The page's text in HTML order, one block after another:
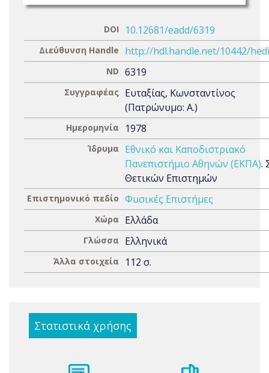
DOI 10.12681/eadd/6319
Διεύθυνση Handle http://hdl.handle.net/10442/
ND 6319
Συγγραφέας Ευταξίας, Κωνσταντίνος
(Πατρώνυμο: Α.)
Ημερομηνία 1978
Ίδρυμα
Εθνικό και Καποδιστριακό
Πανεπιστήμιο Αθηνών (ΕΚΠΑ).
Θετικών Επιστημών
Επιστημονικό πεδίο Φυσικές Επιστήμες
Χώρα Ελλάδα
Γλώσσα Ελληνικά
Άλλα στοιχεία 112 σ.
Στατιστικά χρήσης